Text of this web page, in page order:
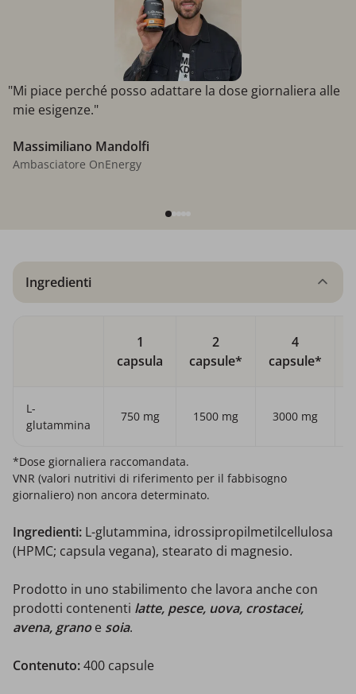
"Mi piace perché posso adattare la dose giornaliera alle
mie esigenze."
Massimiliano Mandolfi
Ambasciatore OnEnergy
Ingredienti
1
capsula
2
capsule*
4
capsule*
L-
glutammina
750 mg 1500 mg 3000 mg
*Dose giornaliera raccomandata.
VNR (valori nutritivi di riferimento per il fabbisogno
giornaliero) non ancora determinato.
Ingredienti: L-glutammina, idrossipropilmetilcellulosa
(HPMC; capsula vegana), stearato di magnesio.
Prodotto in uno stabilimento che lavora anche con
prodotti contenenti latte, pesce, uova, crostacei,
avena, granoe soia.
Contenuto:400 capsule